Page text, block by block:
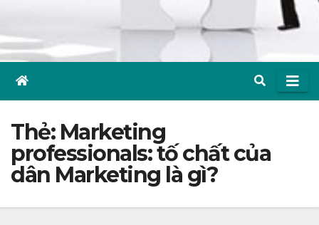
Thẻ: Marketing
professionals: tố chất của
dân Marketing là gì?